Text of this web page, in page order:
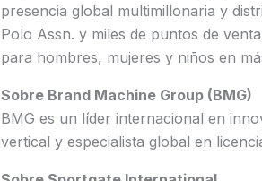
presencia global multimillonaria y
Polo Assn. y miles de puntos de
para hombres, mujeres y niños en
Sobre Brand Machine Group (BMG)
BMG es un líder internacional en
vertical y especialista global en